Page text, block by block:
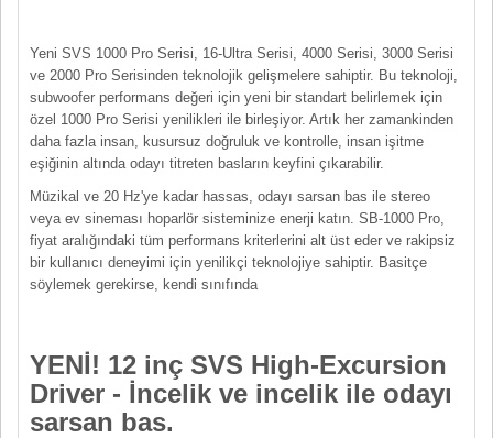
Yeni SVS 1000 Pro Serisi, 16-Ultra Serisi, 4000 Serisi, 3000 Serisi
ve 2000 Pro Serisinden teknolojik gelişmelere sahiptir. Bu teknoloji,
subwoofer performans değeri için yeni bir standart belirlemek için
özel 1000 Pro Serisi yenilikleri ile birleşiyor. Artık her zamankinden
daha fazla insan, kusursuz doğruluk ve kontrolle, insan işitme
eşiğinin altında odayı titreten basların keyfini çıkarabilir.
Müzikal ve 20 Hz'ye kadar hassas, odayı sarsan bas ile stereo
veya ev sineması hoparlör sisteminize enerji katın. SB-1000 Pro,
fiyat aralığındaki tüm performans kriterlerini alt üst eder ve rakipsiz
bir kullanıcı deneyimi için yenilikçi teknolojiye sahiptir. Basitçe
söylemek gerekirse, kendi sınıfında
YENİ! 12 inç SVS High-Excursion
Driver - İncelik ve incelik ile odayı
sarsan bas.